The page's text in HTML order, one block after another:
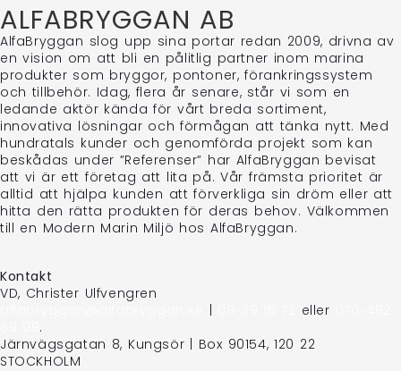
ALFABRYGGAN AB
AlfaBryggan slog upp sina portar redan 2009, drivna av
en vision om att bli en pålitlig partner inom marina
produkter som bryggor, pontoner, förankringssystem
och tillbehör. Idag, flera år senare, står vi som en
ledande aktör kända för vårt breda sortiment,
innovativa lösningar och förmågan att tänka nytt. Med
hundratals kunder och genomförda projekt som kan
beskådas under ”Referenser” har AlfaBryggan bevisat
att vi är ett företag att lita på. Vår främsta prioritet är
alltid att hjälpa kunden att förverkliga sin dröm eller att
hitta den rätta produkten för deras behov. Välkommen
till en Modern Marin Miljö hos AlfaBryggan.
Kontakt
VD, Christer Ulfvengren
| eller
.
Järnvägsgatan 8, Kungsör | Box 90154, 120 22
STOCKHOLM